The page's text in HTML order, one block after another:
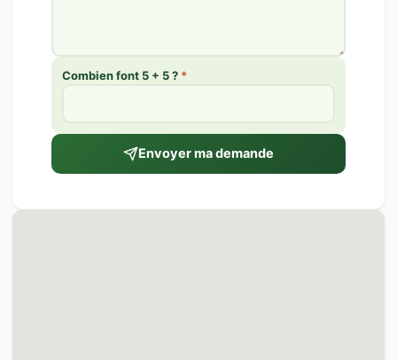
Combien font 5 + 5 ? *
Envoyer ma demande